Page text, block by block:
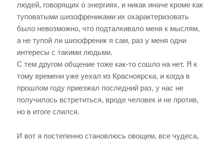
людей, говорящих о энергиях, и никак иначе кроме как
туповатыми шизофрениками их охарактеризовать
было невозможно, что подталкивало меня к мыслям,
а не тупой ли шизофреник я сам, раз у меня одни
интересы с такими людьми.
С тем другом общение тоже как-то сошло на нет. Я к
тому времени уже уехал из Красноярска, и когда в
прошлом году приезжал последний раз, у нас не
получилось встретиться, вроде человек и не против,
но в итоге слился.
И вот я постепенно становлюсь овощем, все чудеса,